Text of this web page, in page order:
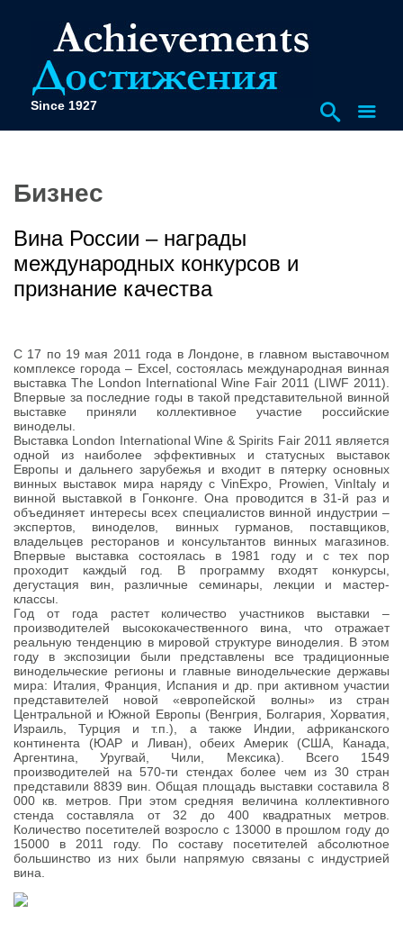
Since 1927
Бизнес
Вина России – награды
международных конкурсов и
признание качества
С 17 по 19 мая 2011 года в Лондоне, в главном выставочном
комплексе города – Excel, состоялась международная винная
выставка The London International Wine Fair 2011 (LIWF 2011).
Впервые за последние годы в такой представительной винной
выставке приняли коллективное участие российские
виноделы.
Выставка London International Wine & Spirits Fair 2011 является
одной из наиболее эффективных и статусных выставок
Европы и дальнего зарубежья и входит в пятерку основных
винных выставок мира наряду с VinExpo, Prowien, VinItaly и
винной выставкой в Гонконге. Она проводится в 31-й раз и
объединяет интересы всех специалистов винной индустрии –
экспертов, виноделов, винных гурманов, поставщиков,
владельцев ресторанов и консультантов винных магазинов.
Впервые выставка состоялась в 1981 году и с тех пор
проходит каждый год. В программу входят конкурсы,
дегустация вин, различные семинары, лекции и мастер-
классы.
Год от года растет количество участников выставки –
производителей высококачественного вина, что отражает
реальную тенденцию в мировой структуре виноделия. В этом
году в экспозиции были представлены все традиционные
винодельческие регионы и главные винодельческие державы
мира: Италия, Франция, Испания и др. при активном участии
представителей новой «европейской волны» из стран
Центральной и Южной Европы (Венгрия, Болгария, Хорватия,
Израиль, Турция и т.п.), а также Индии, африканского
континента (ЮАР и Ливан), обеих Америк (США, Канада,
Аргентина, Уругвай, Чили, Мексика). Всего 1549
производителей на 570-ти стендах более чем из 30 стран
представили 8839 вин. Общая площадь выставки составила 8
000 кв. метров. При этом средняя величина коллективного
стенда составляла от 32 до 400 квадратных метров.
Количество посетителей возросло с 13000 в прошлом году до
15000 в 2011 году. По составу посетителей абсолютное
большинство из них были напрямую связаны с индустрией
вина.